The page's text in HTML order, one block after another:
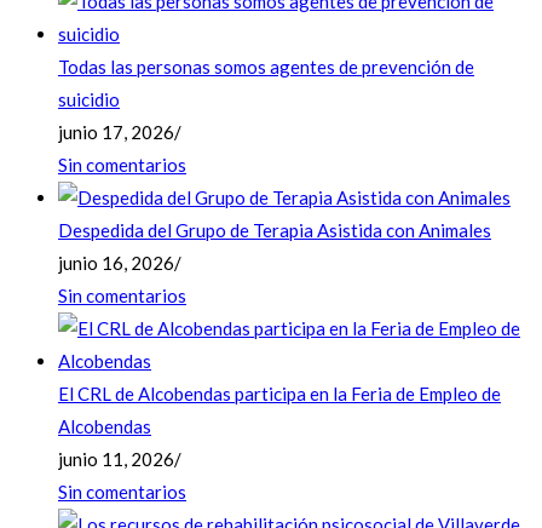
Todas las personas somos agentes de prevención de
suicidio
junio 17, 2026/
Sin comentarios
Despedida del Grupo de Terapia Asistida con Animales
junio 16, 2026/
Sin comentarios
El CRL de Alcobendas participa en la Feria de Empleo de
Alcobendas
junio 11, 2026/
Sin comentarios